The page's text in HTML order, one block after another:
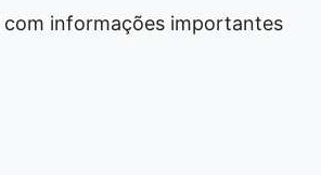
com informações importantes